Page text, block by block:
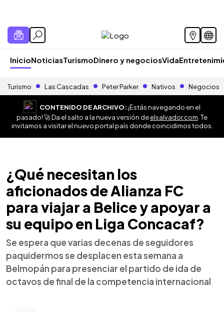
InicioNoticiasTurismoDinero y negociosVida
Turismo Las Cascadas Peter Parker Nativos Negocios
CONTENIDO DE ARCHIVO:¡Estás navegando en el
pasado! 🚀 Da el salto a la nueva versión deelsalvador.com . Te
invitamos a visitar el nuevo portal país donde coincidimos todos.
¿Qué necesitan los
aficionados de Alianza FC
para viajar a Belice y apoyar a
su equipo en Liga Concacaf?
Se espera que varias decenas de seguidores
paquidermos se desplacen esta semana a
Belmopán para presenciar el partido de ida de
octavos de final de la competencia internacional